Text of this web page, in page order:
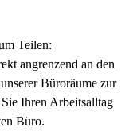
Teilen:
angrenzend an den
Büroräume zur
Ihren Arbeitsalltag
Büro.